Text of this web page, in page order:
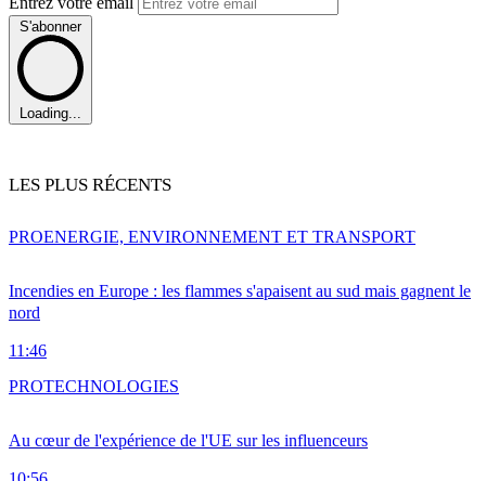
S'abonner
Loading...
LES PLUS RÉCENTS
Incendies en Europe : les flammes s'apaisent au sud mais gagnent le
nord
11:46
PROENERGIE, ENVIRONNEMENT ET TRANSPORT
Au cœur de l'expérience de l'UE sur les influenceurs
PROTECHNOLOGIES